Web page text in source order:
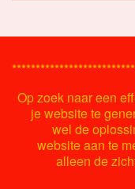
Op zoek naar een
je website te
wel de
website aan te
alleen de